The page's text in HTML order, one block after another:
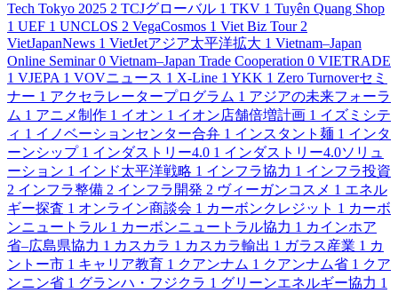
Tech Tokyo 2025 2 TCJグローバル 1 TKV 1 Tuyên Quang Shop
1 UEF 1 UNCLOS 2 VegaCosmos 1 Viet Biz Tour 2
VietJapanNews 1 VietJetアジア太平洋拡大 1 Vietnam–Japan
Online Seminar 0 Vietnam–Japan Trade Cooperation 0 VIETRADE
1 VJEPA 1 VOVニュース 1 X-Line 1 YKK 1 Zero Turnoverセミ
ナー 1 アクセラレータープログラム 1 アジアの未来フォーラ
ム 1 アニメ制作 1 イオン 1 イオン店舗倍増計画 1 イズミシテ
ィ 1 イノベーションセンター合弁 1 インスタント麺 1 インタ
ーンシップ 1 インダストリー4.0 1 インダストリー4.0ソリュ
ーション 1 インド太平洋戦略 1 インフラ協力 1 インフラ投資
2 インフラ整備 2 インフラ開発 2 ヴィーガンコスメ 1 エネル
ギー探査 1 オンライン商談会 1 カーボンクレジット 1 カーボ
ンニュートラル 1 カーボンニュートラル協力 1 カインホア
省–広島県協力 1 カスカラ 1 カスカラ輸出 1 ガラス産業 1 カ
ントー市 1 キャリア教育 1 クアンナム 1 クアンナム省 1 クア
ンニン省 1 グランハ・フジクラ 1 グリーンエネルギー協力 1